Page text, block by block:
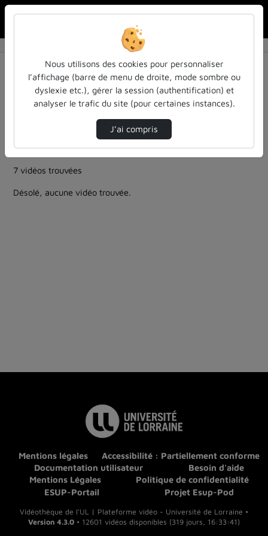
Résultats de la recherche
Filtres actifs (cliquer pour en retirer) :
evenement
ia-lintelligence-artificielle-approches-et-usages-a-
evenements
informatique
7 vidéos trouvées
Désolé, aucune vidéo trouvée.
Mentions légales
Accessibilité : Partiellement conforme
Documentation utilisateur
Besoin d'aide
Mentions Légales
Politique de confidentialité
ESUP-Portail
Projet Esup-Pod
Vidéothèque de l'UL | Plateforme vidéo - Université de Lorraine •
Version 4.3.0 • 12601 vidéos disponibles (319 jours, 16:33:41)
Nous utilisons des cookies pour personnaliser
l’affichage (barre de menu de droite, mode sombre ou
dyslexie etc.), gérer la session (authentification) et
analyser le trafic du site (pour certaines instances).
J’ai compris